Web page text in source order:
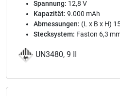
Spannung: 12,8 V
Kapazität: 9.000 mAh
Abmessungen: (L x B x H)
Stecksystem: Faston 6,3
UN3480, 9 II